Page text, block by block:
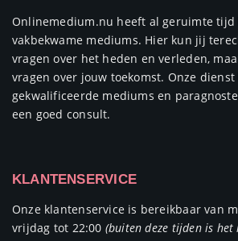
Onlinemedium.nu heeft al geruimte tijd
vakbekwame mediums. Hier kun jij
vragen over het heden en verleden,
vragen over jouw toekomst. Onze
gekwalificeerde mediums en
een goed consult.
KLANTENSERVICE
Onze klantenservice is bereikbaar van
vrijdag tot 22:00 (buiten deze tijden is